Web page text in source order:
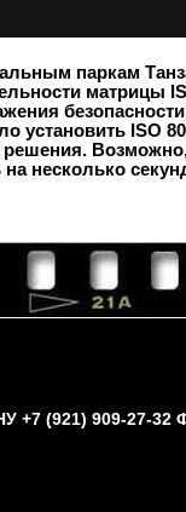
паркам
матрицы
установить ISO
на несколько
(921) 909-27-